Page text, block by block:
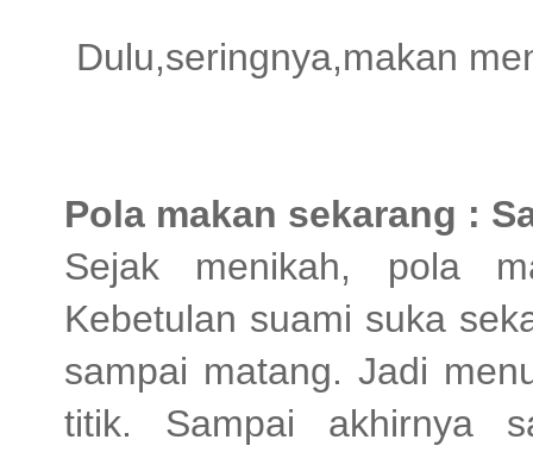
Dulu,seringnya,makan
Pola makan sekarang :
Sejak menikah, pola
Kebetulan suami suka
sampai matang. Jadi
titik. Sampai akhirnya